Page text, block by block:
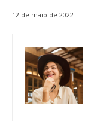
12 de maio de 2022